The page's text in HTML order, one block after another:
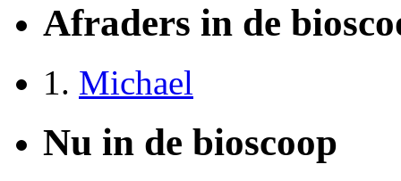
Afraders in de
1. Michael
Nu in de bioscoop